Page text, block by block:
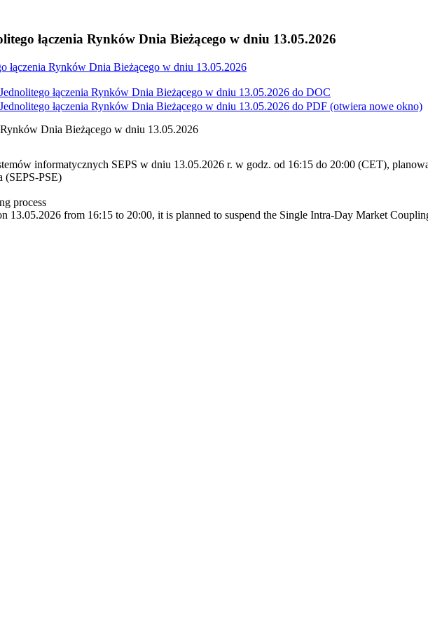
łączenia Rynków Dnia Bieżącego w dniu 13.05.2026
łączenia Rynków Dnia Bieżącego w dniu 13.05.2026
łączenia Rynków Dnia Bieżącego w dniu 13.05.2026 do DOC
łączenia Rynków Dnia Bieżącego w dniu 13.05.2026 do PDF (otwiera nowe okno)
Dnia Bieżącego w dniu 13.05.2026
informatycznych SEPS w dniu 13.05.2026 r. w godz. od 16:15 do 20:00 (CET),
(SEPS-PSE)
process
13.05.2026 from 16:15 to 20:00, it is planned to suspend the Single Intra-Day Market